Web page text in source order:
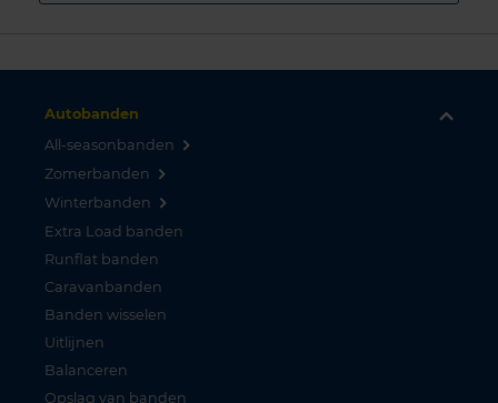
Autobanden
All-seasonbanden
Zomerbanden
Winterbanden
Extra Load banden
Runflat banden
Caravanbanden
Banden wisselen
Uitlijnen
Balanceren
Opslag van banden